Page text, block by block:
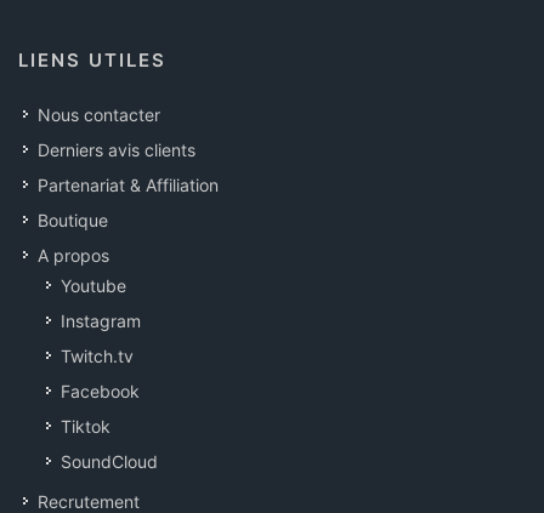
LIENS UTILES
Nous contacter
Derniers avis clients
Partenariat & Affiliation
Boutique
A propos
Youtube
Instagram
Twitch.tv
Facebook
Tiktok
SoundCloud
Recrutement